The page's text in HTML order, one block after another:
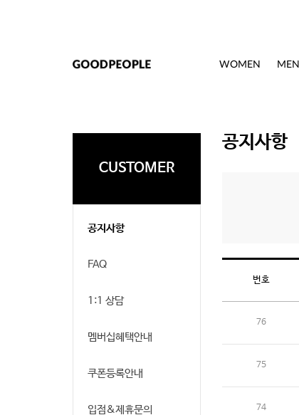
WOMEN MEN
CUSTOMER
공지사항
FAQ
1:1 상담
멤버십혜택안내
쿠폰등록안내
입점&제휴문의
공지사항
번호
76
75
74